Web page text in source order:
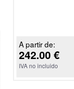
A partir de:
242.00 €
IVA no incluido